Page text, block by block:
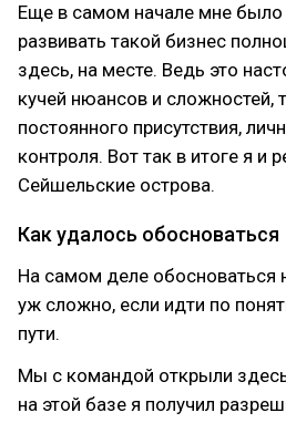
Еще в самом начале мне
развивать такой бизнес
здесь, на месте. Ведь это
кучей нюансов и сложностей,
постоянного присутствия,
контроля. Вот так в итоге я и
Сейшельские острова.
Как удалось обосноваться
На самом деле обосноваться
уж сложно, если идти по
пути.
Мы с командой открыли
на этой базе я получил